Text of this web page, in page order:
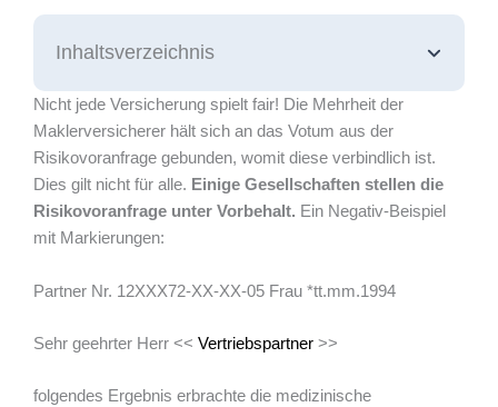
Inhaltsverzeichnis
Nicht jede Versicherung spielt fair! Die Mehrheit der
Maklerversicherer hält sich an das Votum aus der
Risikovoranfrage gebunden, womit diese verbindlich ist.
Dies gilt nicht für alle. Einige Gesellschaften stellen die
Risikovoranfrage unter Vorbehalt. Ein Negativ-Beispiel
mit Markierungen:
Partner Nr. 12XXX72-XX-XX-05 Frau *tt.mm.1994
Sehr geehrter Herr << Vertriebspartner >>
folgendes Ergebnis erbrachte die medizinische